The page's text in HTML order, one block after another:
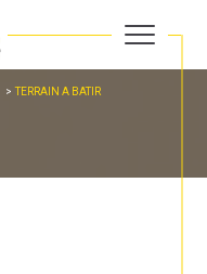
TERRAIN A BATIR